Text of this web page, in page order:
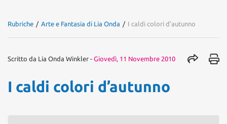
Rubriche / Arte e Fantasia di Lia Onda / I caldi colori d’autunno
Scritto da Lia Onda Winkler - Giovedì, 11 Novembre 2010
I caldi colori d’autunno